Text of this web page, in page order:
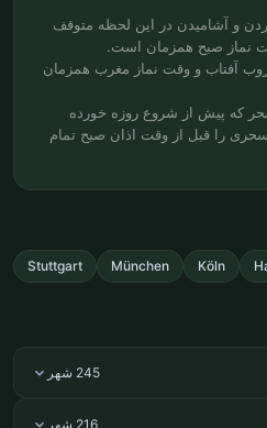
و آشامیدن در این لحظه متوقف
نماز صبح همزمان است.
آفتاب و وقت نماز مغرب همزمان
که پیش از شروع روزه خورده
را قبل از وقت اذان صبح تمام
Köln
München
Stuttgart
245 شهر
216 شهر